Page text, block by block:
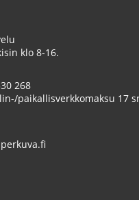
klo 8-16.
268
paikallisverkkomaksu 17